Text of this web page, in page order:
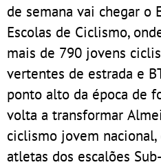
de semana vai chegar o
Escolas de Ciclismo,
mais de 790 jovens
vertentes de estrada e
ponto alto da época de
volta a transformar
ciclismo jovem
atletas dos escalões